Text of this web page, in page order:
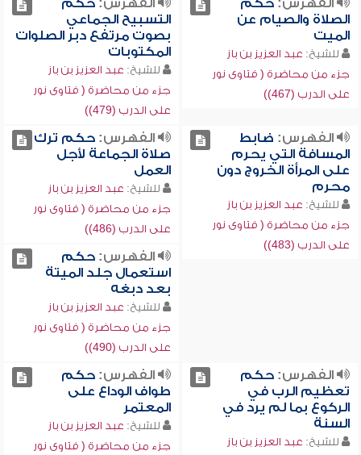
الفهرس:حكم
الصلاة والصيام عن
الميت
للشيخ: عبد العزيز بن باز
جزء من محاضرة ( فتاوى نور
على الدرب (467))
الفهرس:حكم
التسبيح الجماعي
بصوت مرتفع دبر الصلوات
المكتوبات
للشيخ: عبد العزيز بن باز
جزء من محاضرة ( فتاوى نور
على الدرب (479))
الفهرس: ضابط
المسافة التي يحرم
على المرأة الخروج دون
محرم
للشيخ: عبد العزيز بن باز
جزء من محاضرة ( فتاوى نور
على الدرب (483))
الفهرس:حكم ترك
صلاة الجماعة لأجل
العمل
للشيخ: عبد العزيز بن باز
جزء من محاضرة ( فتاوى نور
على الدرب (486))
الفهرس:حكم
استعمال جلد الميتة
بعد دبغه
للشيخ: عبد العزيز بن باز
جزء من محاضرة ( فتاوى نور
على الدرب (490))
الفهرس:حكم
تعظيم الرب في
الركوع بما لم يرد في
السنة
للشيخ: عبد العزيز بن باز
الفهرس:حكم
طواف الوداع على
المعتمر
للشيخ: عبد العزيز بن باز
جزء من محاضرة ( فتاوى نور